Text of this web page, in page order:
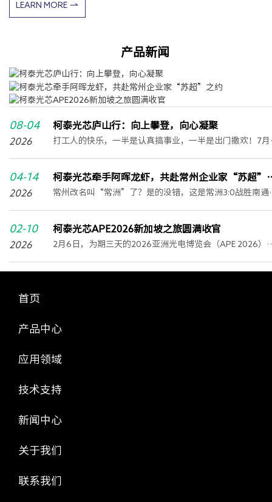
LEARN MORE
产品新闻
08-04
2026
柯泰光芯庐山行：向上攀登，向心凝聚
打工人的快乐，一半是认真搞事业，一半是出门撒欢！7月
赴山野清风，主打一个快乐生活、快乐工作！01进山吸氧
锁庐山夏日治愈风光离开城市的四十度高温，一头扎进庐
的天然空调房。登临含鄱口，极目远眺，鄱阳湖烟波浩渺
径深处，锦绣谷中云雾缭绕。
04-14
2026
柯泰光芯牵手阿晖龙虾，共赴常州企业家“苏超”
约
常州改名叫“常洲”了？是的没错，这是常洲3:0战胜南通
轮，常洲取得新赛季开门红，热烈盛开！
02-10
2026
柯泰光芯APE2026新加坡之旅圆满收官
2月6日，为期三天的2026亚洲光电博览会（APE 2026）
首页
产品中心
应用领域
技术支持
新闻中心
关于我们
联系我们